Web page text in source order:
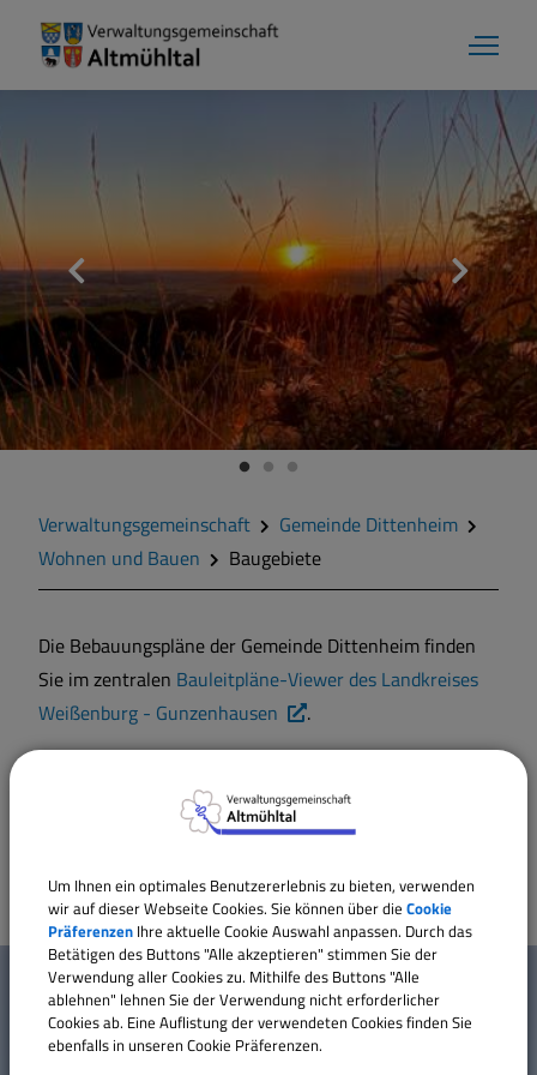
Gemeinde Dittenheim
Grußwort
Kontakt
Zahlen und Daten
Geschichte
Gemeinderat
Mitteilungsblatt
Wohnen und Bauen
Bildung und Soziales
Vereine und Gruppen
Verwaltungsgemeinschaft
Gemeinde Dittenheim
Wohnen und Bauen
Baugebiete
Die Bebauungspläne der Gemeinde Dittenheim finden
Sie im zentralen Bauleitpläne-Viewer des Landkreises
Weißenburg - Gunzenhausen
.
steht Ihnen das Bauamt der Verwaltungsgemeinschaft
Altmühltal gerne zur Verfügung.
W
Mehr entdecken
Kontakt
Um Ihnen ein optimales Benutzererlebnis zu bieten, verwenden
wir auf dieser Webseite Cookies. Sie können über die Cookie
Präferenzen Ihre aktuelle Cookie Auswahl anpassen. Durch das
Betätigen des Buttons "Alle akzeptieren" stimmen Sie der
Verwendung aller Cookies zu. Mithilfe des Buttons "Alle
ablehnen" lehnen Sie der Verwendung nicht erforderlicher
Cookies ab. Eine Auflistung der verwendeten Cookies finden Sie
ebenfalls in unseren Cookie Präferenzen.